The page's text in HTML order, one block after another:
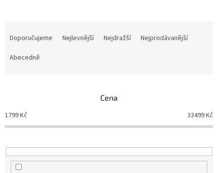
o
d
k
t
Doporučujeme Nejlevnější Nejdražší
Nejprodávanější
Abecedně
Cena
1799Kč 33499Kč